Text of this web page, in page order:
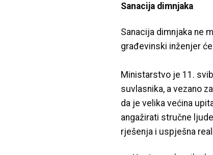
Sanacija dimnjaka
Sanacija dimnjaka ne
građevinski inženjer
Ministarstvo je 11.
suvlasnika, a vezano
da je velika većina
angažirati stručne
rješenja i uspješna